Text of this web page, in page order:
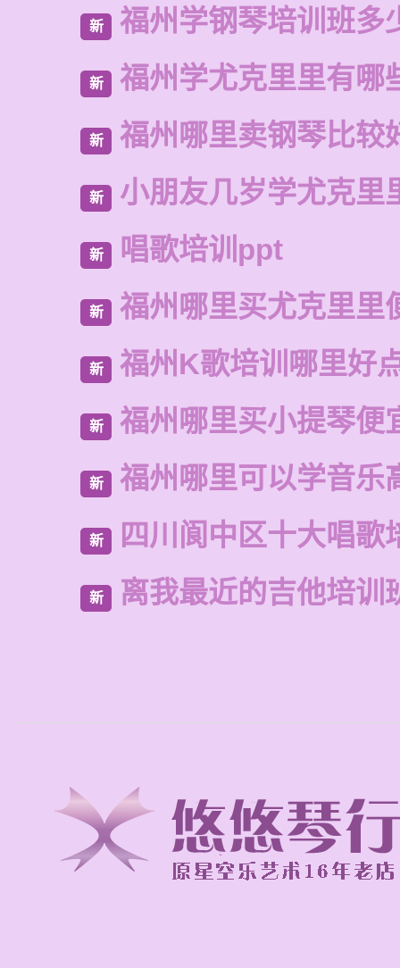
新 福州学钢琴培训班多
新 福州学尤克里里有哪
新 福州哪里卖钢琴比较
新 小朋友几岁学尤克里
新 唱歌培训ppt
新 福州哪里买尤克里里
新 福州K歌培训哪里好
新 福州哪里买小提琴便
新 福州哪里可以学音乐
新 四川阆中区十大唱歌
新 离我最近的吉他培训